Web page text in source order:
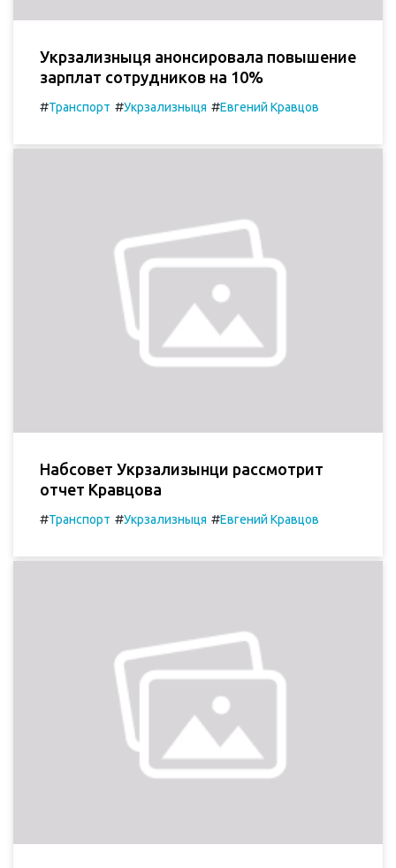
Укрзализныця анонсировала повышение
зарплат сотрудников на 10%
#Транспорт #Укрзализныця #Евгений Кравцов
Набсовет Укрзализынци рассмотрит
отчет Кравцова
#Транспорт #Укрзализныця #Евгений Кравцов